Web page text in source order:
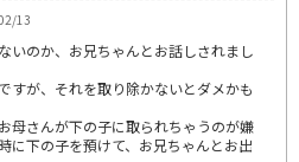
13
いのか、お兄ちゃんとお話しされまし
すが、それを取り除かないとダメかも
母さんが下の子に取られちゃうのが嫌
に下の子を預けて、お兄ちゃんとお出